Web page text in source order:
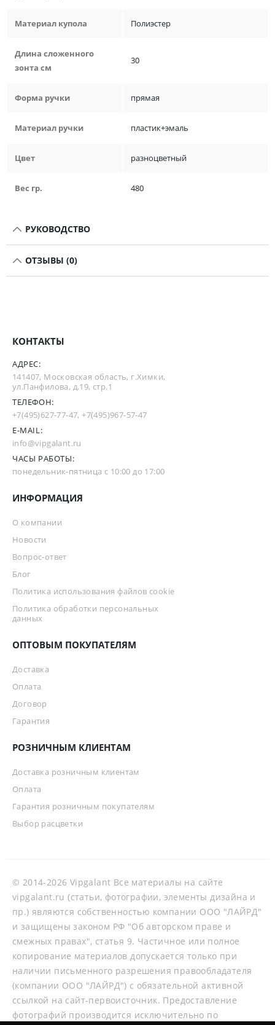
Материал купола Полиэстер
Длина сложенного
зонта см
30
Форма ручки прямая
Материал ручки пластик+эмаль
Цвет разноцветный
Вес гр. 480
РУКОВОДСТВО
ОТЗЫВЫ (0)
КОНТАКТЫ
АДРЕС:
141407, Московская область, г.Химки,
ул.Панфилова, д.19, стр.1
ТЕЛЕФОН:
+7(495)627-77-47,+7(495)967-57-47
E-MAIL:
info@vipgalant.ru
ЧАСЫ РАБОТЫ:
понедельник-пятница с 10:00 до 17:00
ИНФОРМАЦИЯ
О компании
Новости
Вопрос-ответ
Блог
Политика использования файлов cookie
Политика обработки персональных
данных
ОПТОВЫМ ПОКУПАТЕЛЯМ
Доставка
Оплата
Договор
Гарантия
РОЗНИЧНЫМ КЛИЕНТАМ
Доставка розничным клиентам
Оплата
Гарантия розничным покупателям
Выбор расцветки
© 2014-2026 Vipgalant Все материалы на сайте
vipgalant.ru (статьи, фотографии, элементы дизайна и
пр.) являются собственностью компании ООО "ЛАЙРД"
и защищены законом РФ "Об авторском праве и
смежных правах", статья 9. Частичное или полное
копирование материалов допускается только при
наличии письменного разрешения правообладателя
(компании ООО "ЛАЙРД") с обязательной активной
ссылкой на сайт-первоисточник. Предоставление
фотографий производится исключительно по